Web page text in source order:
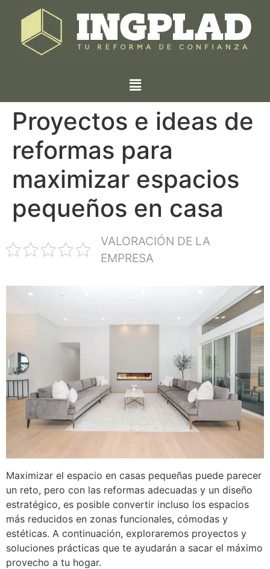
Proyectos e ideas de
reformas para
maximizar espacios
pequeños en casa
VALORACIÓN DE LA
EMPRESA
Maximizar el espacio en casas pequeñas puede parecer
un reto, pero con las reformas adecuadas y un diseño
estratégico, es posible convertir incluso los espacios
más reducidos en zonas funcionales, cómodas y
estéticas. A continuación, exploraremos proyectos y
soluciones prácticas que te ayudarán a sacar el máximo
provecho a tu hogar.